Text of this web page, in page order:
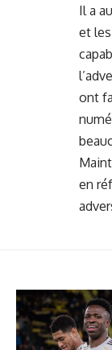
Il a
et
ont
en